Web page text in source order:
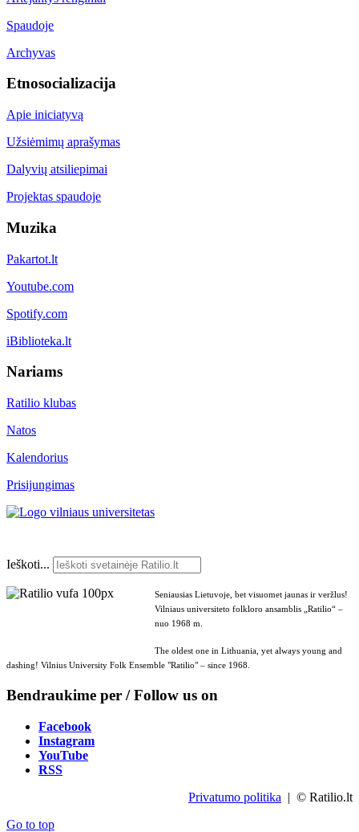
Spaudoje
Archyvas
Etnosocializacija
Apie iniciatyvą
Užsiėmimų aprašymas
Dalyvių atsiliepimai
Projektas spaudoje
Muzika
Pakartot.lt
Youtube.com
Spotify.com
iBiblioteka.lt
Nariams
Ratilio klubas
Natos
Kalendorius
Prisijungimas
Ieškoti...
Seniausias Lietuvoje, bet visuomet jaunas ir veržlus!
Vilniaus universiteto folkloro ansamblis „Ratilio“ –
nuo 1968 m.
The oldest one in Lithuania, yet always young and
dashing! Vilnius University Folk Ensemble "Ratilio" – since 1968.
Bendraukime per / Follow us on
Facebook
Instagram
YouTube
RSS
Privatumo politika | © Ratilio.lt
Go to top